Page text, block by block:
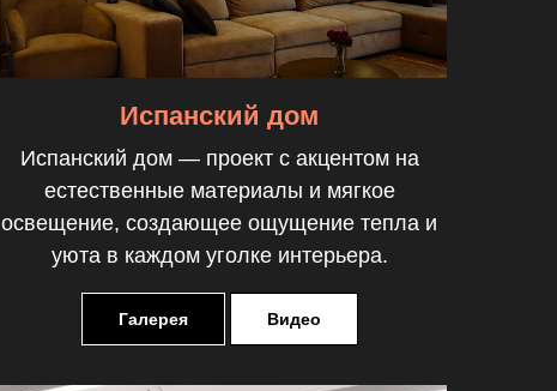
Испанский дом
Испанский дом — проект с акцентом на
естественные материалы и мягкое
освещение, создающее ощущение тепла и
уюта в каждом уголке интерьера.
Галерея Видео